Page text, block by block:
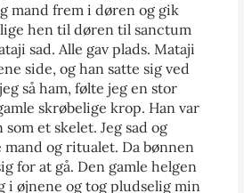
mand frem i døren og gik
hen til døren til sanctum
sad. Alle gav plads. Mataji
side, og han satte sig ved
så ham, følte jeg en stor
skrøbelige krop. Han var
et skelet. Jeg sad og
og ritualet. Da bønnen
for at gå. Den gamle helgen
i øjnene og tog pludselig min